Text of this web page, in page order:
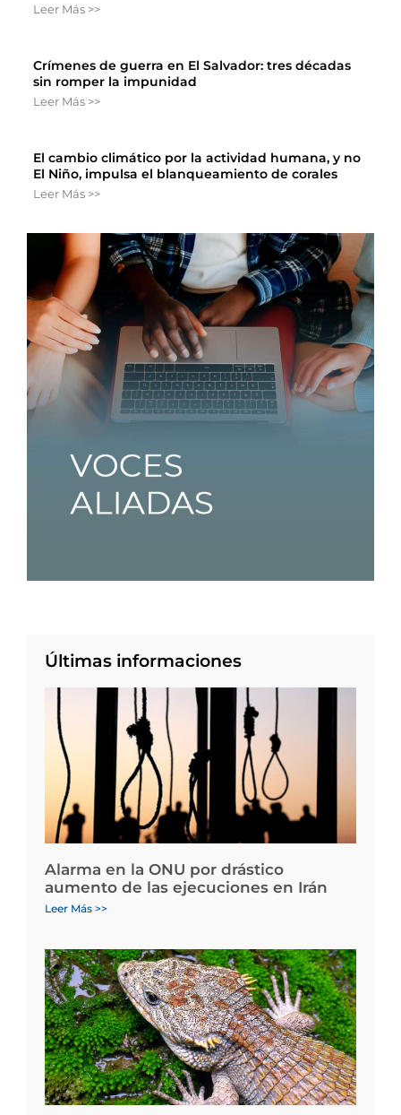
Leer Más >>
Crímenes de guerra en El Salvador: tres décadas
sin romper la impunidad
Leer Más >>
El cambio climático por la actividad humana, y no
El Niño, impulsa el blanqueamiento de corales
Leer Más >>
Últimas informaciones
Alarma en la ONU por drástico
aumento de las ejecuciones en Irán
Leer Más >>